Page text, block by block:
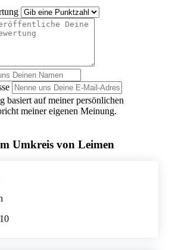
basiert auf meiner persönlichen
meiner eigenen Meinung.
Umkreis von Leimen